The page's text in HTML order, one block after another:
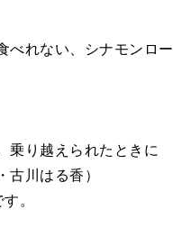
べれない、シナモンロー
乗り越えられたときに
川はる香）
。